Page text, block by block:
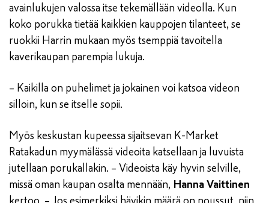
avainlukujen valossa itse tekemällään videolla. Kun
koko porukka tietää kaikkien kauppojen tilanteet, se
ruokkii Harrin mukaan myös tsemppiä tavoitella
kaverikaupan parempia lukuja.
– Kaikilla on puhelimet ja jokainen voi katsoa videon
silloin, kun se itselle sopii.
Myös keskustan kupeessa sijaitsevan K-Market
Ratakadun myymälässä videoita katsellaan ja luvuista
jutellaan porukallakin. – Videoista käy hyvin selville,
missä oman kaupan osalta mennään, Hanna Vaittinen
kertoo. – Jos esimerkiksi hävikin määrä on noussut, niin